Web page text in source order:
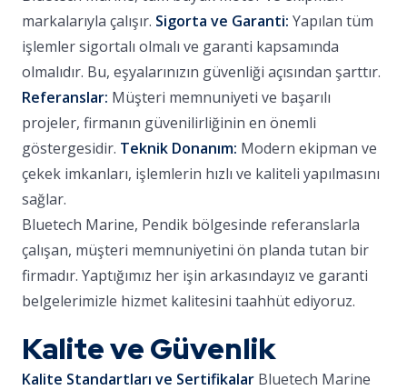
markalarıyla çalışır. Sigorta ve Garanti: Yapılan tüm
işlemler sigortalı olmalı ve garanti kapsamında
olmalıdır. Bu, eşyalarınızın güvenliği açısından şarttır.
Referanslar: Müşteri memnuniyeti ve başarılı
projeler, firmanın güvenilirliğinin en önemli
göstergesidir. Teknik Donanım: Modern ekipman ve
çekek imkanları, işlemlerin hızlı ve kaliteli yapılmasını
sağlar.
Bluetech Marine, Pendik bölgesinde referanslarla
çalışan, müşteri memnuniyetini ön planda tutan bir
firmadır. Yaptığımız her işin arkasındayız ve garanti
belgelerimizle hizmet kalitesini taahhüt ediyoruz.
Kalite ve Güvenlik
Kalite Standartları ve Sertifikalar Bluetech Marine